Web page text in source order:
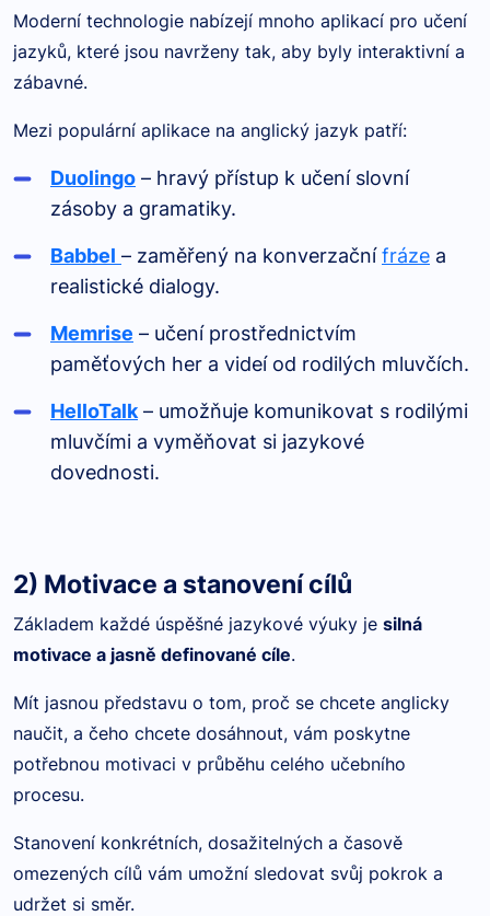
Moderní technologie nabízejí mnoho aplikací pro učení
jazyků, které jsou navrženy tak, aby byly interaktivní a
zábavné.
Mezi populární aplikace na anglický jazyk patří:
Duolingo – hravý přístup k učení slovní
zásoby a gramatiky.
Babbel – zaměřený na konverzačnífráze a
realistické dialogy.
Memrise – učení prostřednictvím
paměťových her a videí od rodilých mluvčích.
HelloTalk – umožňuje komunikovat s rodilými
mluvčími a vyměňovat si jazykové
dovednosti.
2) Motivace a stanovení cílů
Základem každé úspěšné jazykové výuky je silná
motivace a jasně definované cíle.
Mít jasnou představu o tom, proč se chcete anglicky
naučit, a čeho chcete dosáhnout, vám poskytne
potřebnou motivaci v průběhu celého učebního
procesu.
Stanovení konkrétních, dosažitelných a časově
omezených cílů vám umožní sledovat svůj pokrok a
udržet si směr.